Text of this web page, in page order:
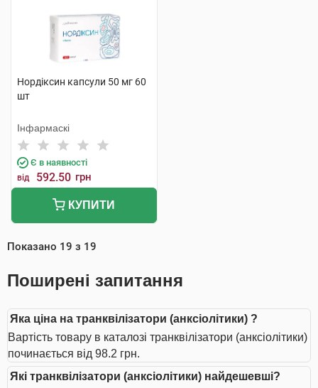
Нордіксин капсули 50 мг 60
шт
Інфармаскі
Є в наявності
від 592.50 грн
КУПИТИ
Показано 19 з 19
Поширені запитання
Яка ціна на транквілізатори (анксіолітики) ?
Вартість товару в каталозі транквілізатори (анксіолітики)
починається від 98.2 грн.
Які транквілізатори (анксіолітики) найдешевші?